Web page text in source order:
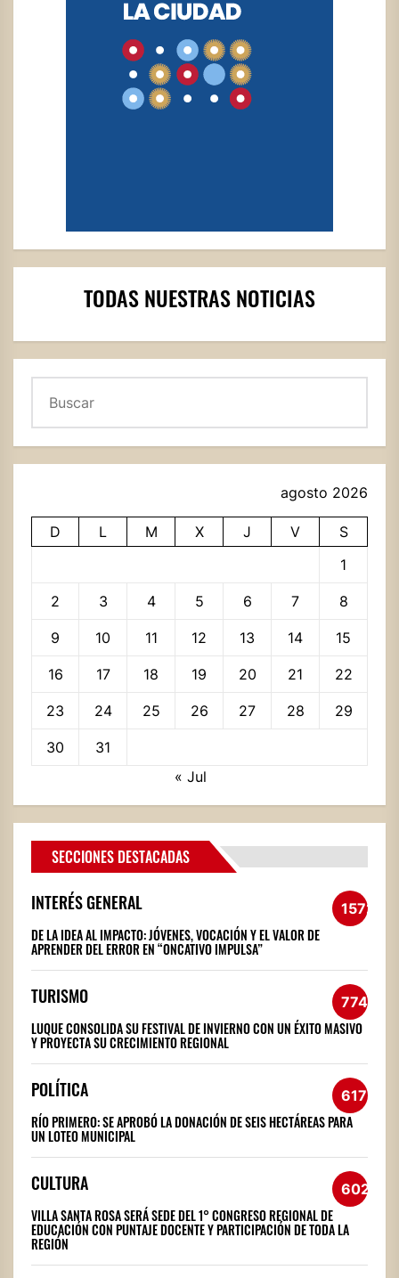
TODAS NUESTRAS NOTICIAS
agosto 2026
D L M X J V
S
1
2 3 4 5 6 7 8
9 10 11 12 13 14 15
16 17 18 19 20 21 22
23 24 25 26 27 28 29
30
31
« Jul
SECCIONES DESTACADAS
INTERÉS GENERAL 1572
DE LA IDEA AL IMPACTO: JÓVENES, VOCACIÓN Y EL VALOR DE
APRENDER DEL ERROR EN “ONCATIVO IMPULSA”
TURISMO 774
LUQUE CONSOLIDA SU FESTIVAL DE INVIERNO CON UN ÉXITO MASIVO
Y PROYECTA SU CRECIMIENTO REGIONAL
POLÍTICA 617
RÍO PRIMERO: SE APROBÓ LA DONACIÓN DE SEIS HECTÁREAS PARA
UN LOTEO MUNICIPAL
CULTURA 602
VILLA SANTA ROSA SERÁ SEDE DEL 1° CONGRESO REGIONAL DE
EDUCACIÓN CON PUNTAJE DOCENTE Y PARTICIPACIÓN DE TODA LA
REGIÓN